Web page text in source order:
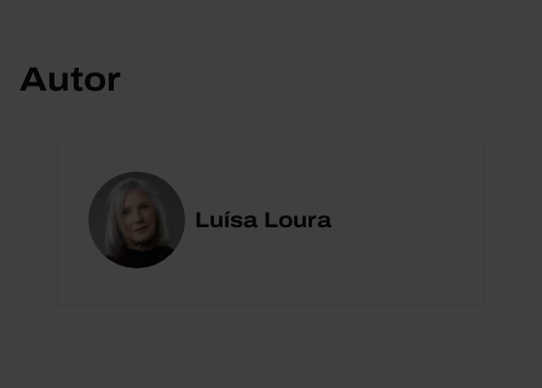
Autor
Luísa Loura